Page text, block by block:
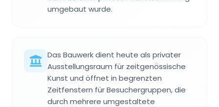
umgebaut wurde.
Das Bauwerk dient heute als privater
Ausstellungsraum für zeitgenössische
Kunst und öffnet in begrenzten
Zeitfenstern für Besuchergruppen, die
durch mehrere umgestaltete